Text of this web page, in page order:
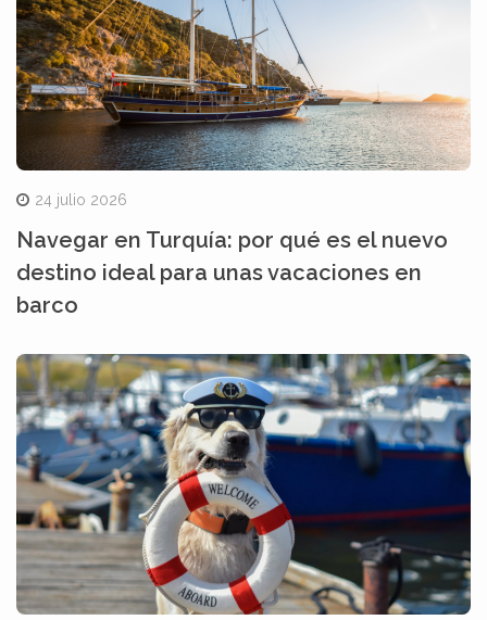
24 julio 2026
Navegar en Turquía: por qué es el nuevo
destino ideal para unas vacaciones en
barco